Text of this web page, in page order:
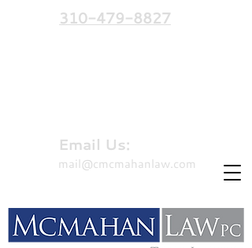
Email Us:
mail@cmcmahanlaw.com
310-479-8827